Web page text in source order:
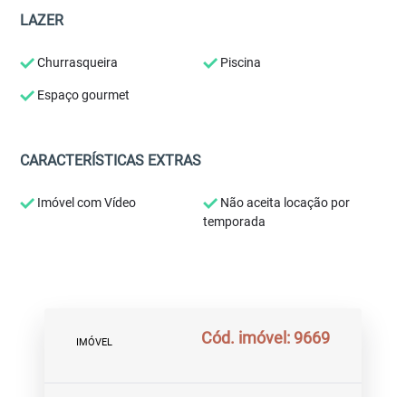
LAZER
Churrasqueira Piscina
Espaço gourmet
CARACTERÍSTICAS EXTRAS
Imóvel com Vídeo
Não aceita locação por
temporada
IMÓVEL Cód. imóvel: 9669